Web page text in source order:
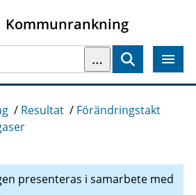
Kommunrankning
…
/ Resultat / Förändringstakt
presenteras i samarbete med